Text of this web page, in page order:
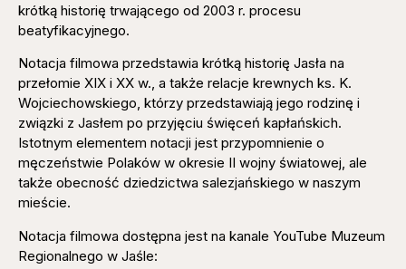
krótką historię trwającego od 2003 r. procesu
beatyfikacyjnego.
Notacja filmowa przedstawia krótką historię Jasła na
przełomie XIX i XX w., a także relacje krewnych ks. K.
Wojciechowskiego, którzy przedstawiają jego rodzinę i
związki z Jasłem po przyjęciu święceń kapłańskich.
Istotnym elementem notacji jest przypomnienie o
męczeństwie Polaków w okresie II wojny światowej, ale
także obecność dziedzictwa salezjańskiego w naszym
mieście.
Notacja filmowa dostępna jest na kanale YouTube Muzeum
Regionalnego w Jaśle: